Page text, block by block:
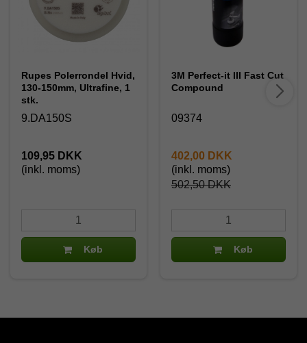
Rupes Polerrondel Hvid,
130-150mm, Ultrafine, 1
stk.
9.DA150S
109,95 DKK
(inkl. moms)
Køb
3M Perfect-it III Fast Cut
Compound
09374
502,50 DKK
402,00 DKK
(inkl. moms)
Køb